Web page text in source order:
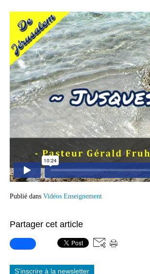
Publié dans Vidéos Enseignement
Partager cet article
S'inscrire à la newsletter